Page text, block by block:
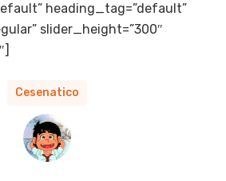
heading_tag=”default”
slider_height=”300″
Cesenatico